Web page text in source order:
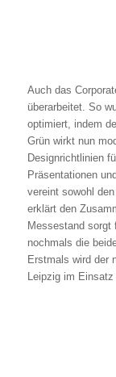
Auch das
überarbeitet. So
optimiert, indem
Grün wirkt nun
Designrichtlinien
Präsentationen
vereint sowohl
erklärt den
Messestand sorgt
nochmals die
Erstmals wird der
Leipzig im Einsatz